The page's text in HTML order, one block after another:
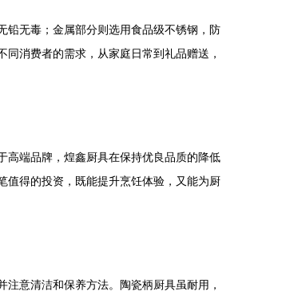
铅无毒；金属部分则选用食品级不锈钢，防
消费者的需求，从家庭日常到礼品赠送，
高端品牌，煌鑫厨具在保持优良品质的降低
值得的投资，既能提升烹饪体验，又能为厨
意清洁和保养方法。陶瓷柄厨具虽耐用，